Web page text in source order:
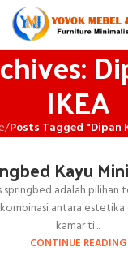
IKEA
/Posts Tagged "Dipan
Kayu
springbed adalah
antara
kamar ti...
CONTINUE READING